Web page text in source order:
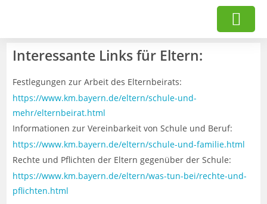
Interessante Links für Eltern:
Festlegungen zur Arbeit des Elternbeirats:
https://www.km.bayern.de/eltern/schule-und-
mehr/elternbeirat.html
Informationen zur Vereinbarkeit von Schule und Beruf:
https://www.km.bayern.de/eltern/schule-und-familie.html
Rechte und Pflichten der Eltern gegenüber der Schule:
https://www.km.bayern.de/eltern/was-tun-bei/rechte-und-
pflichten.html